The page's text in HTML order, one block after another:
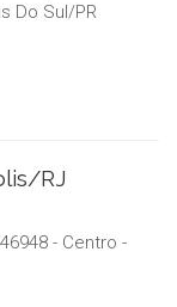
Do Sul/PR
RJ
- Centro -